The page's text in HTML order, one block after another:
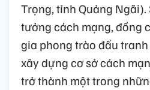
Trọng, tỉnh Quảng
tưởng cách mạng, đồng
gia phong trào đấu
xây dựng cơ sở cách
trở thành một trong